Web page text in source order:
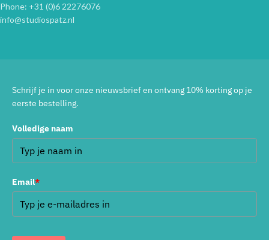
Phone: +31 (0)6 22276076
info@studiospatz.nl
Schrijf je in voor onze nieuwsbrief en ontvang 10% korting op je
eerste bestelling.
Volledige naam
Email*